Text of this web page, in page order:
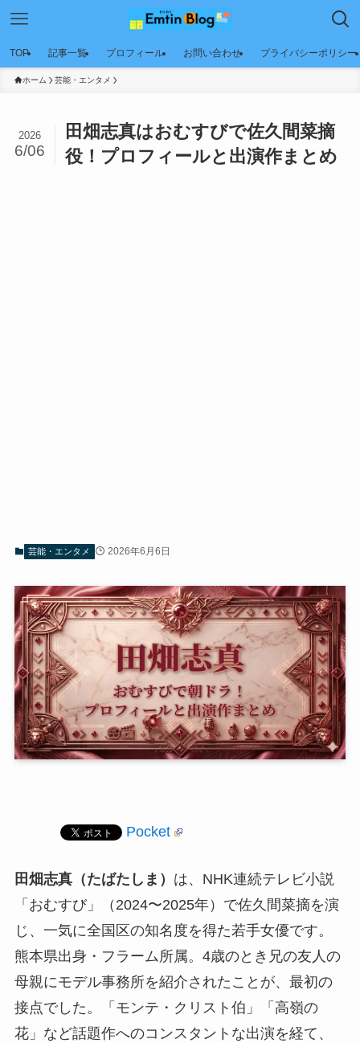
TOP 記事一覧 プロフィール お問い合わせ プライバシーポリシー
ホーム 芸能・エンタメ
田畑志真はおむすびで佐久間菜摘
役！プロフィールと出演作まとめ
2026
6/06
芸能・エンタメ 2026年6月6日
Pocket
田畑志真（たばたしま） は、NHK連続テレビ小説
「おむすび」（2024〜2025年）で佐久間菜摘を演
じ、一気に全国区の知名度を得た若手女優です。
熊本県出身・フラーム所属。4歳のとき兄の友人の
母親にモデル事務所を紹介されたことが、最初の
接点でした。「モンテ・クリスト伯」「高嶺の
花」など話題作へのコンスタントな出演を経て、